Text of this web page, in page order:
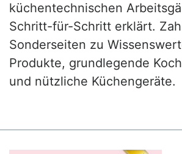
küchentechnischen
Schritt-für-Schritt erklärt.
Sonderseiten zu
Produkte, grundlegende
und nützliche Küchengeräte.